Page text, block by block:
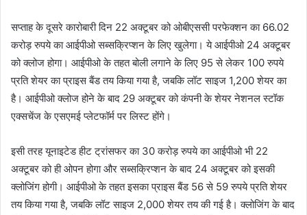
सप्ताह के दूसरे कारोबारी दिन 22 अक्टूबर को ओबीएससी परफेक्शन का 66.02
करोड़ रुपये का आईपीओ सब्सक्रिप्शन के लिए खुलेगा। ये आईपीओ 24 अक्टूबर
को क्लोज होगा। आईपीओ के तहत बोली लगाने के लिए 95 से लेकर 100 रुपये
प्रति शेयर का प्राइस बैंड तय किया गया है, जबकि लॉट साइज 1,200 शेयर का
है। आईपीओ क्लोज होने के बाद 29 अक्टूबर को कंपनी के शेयर नेशनल स्टॉक
एक्सचेंज के एसएमई प्लेटफॉर्म पर लिस्ट होंगे।
इसी तरह यूनाइटेड हीट ट्रांसफर का 30 करोड़ रुपये का आईपीओ भी 22
अक्टूबर को ही ओपन होगा और सब्सक्रिप्शन के बाद 24 अक्टूबर को इसकी
क्लोजिंग होगी। आईपीओ के तहत इसका प्राइस बैंड 56 से 59 रुपये प्रति शेयर
तय किया गया है, जबकि लॉट साइज 2,000 शेयर तय की गई है। क्लोजिंग के बाद